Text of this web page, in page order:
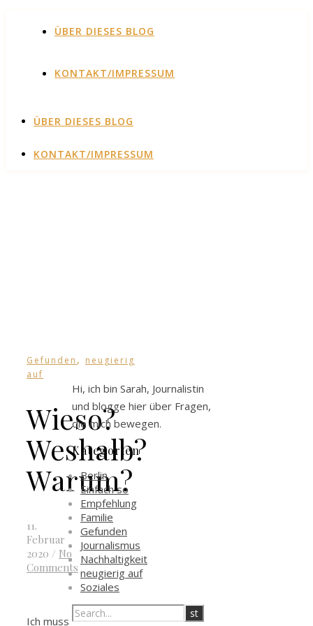
ÜBER DIESES BLOG
KONTAKT/IMPRESSUM
ÜBER DIESES BLOG
KONTAKT/IMPRESSUM
Gefunden , neugierig
auf
Wieso?
Weshalb?
Warum?
11.
Februar
2020 / No
Comments
Ich muss
Hi, ich bin Sarah, Journalistin
und blogge hier über Fragen,
die mich bewegen.
Kategorien
Berlin
Einfach so
Empfehlung
Familie
Gefunden
Journalismus
Nachhaltigkeit
neugierig auf
Soziales